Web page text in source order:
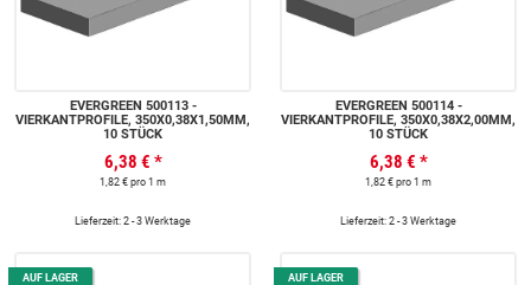
EVERGREEN 500113 -
VIERKANTPROFILE, 350X0,38X1,50MM,
10 STÜCK
6,38 € *
1,82 € pro 1 m
Lieferzeit: 2 - 3 Werktage
EVERGREEN 500114 -
VIERKANTPROFILE, 350X0,38X2,00MM,
10 STÜCK
6,38 € *
1,82 € pro 1 m
Lieferzeit: 2 - 3 Werktage
AUF LAGER AUF LAGER